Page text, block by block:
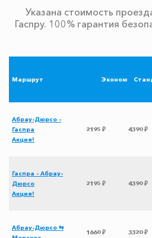
Указана стоимость
Гаспру. 100% гарантия
Маршрут Эконом
Абрау-Дюрсо -
Гаспра
Акция!
2195 ₽ 4390 ₽
Гаспра - Абрау-
Дюрсо
Акция!
2195 ₽ 4390 ₽
Абрау-Дюрсо ⇆
1660 ₽ 3320 ₽